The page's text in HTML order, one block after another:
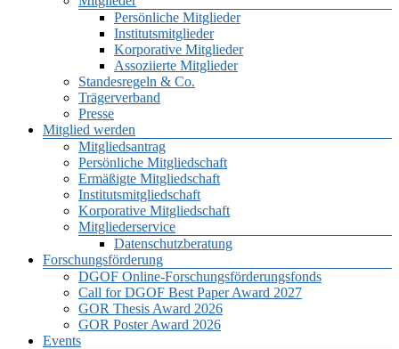
Persönliche Mitglieder
Institutsmitglieder
Korporative Mitglieder
Assoziierte Mitglieder
Standesregeln & Co.
Trägerverband
Presse
Mitglied werden
Mitgliedsantrag
Persönliche Mitgliedschaft
Ermäßigte Mitgliedschaft
Institutsmitgliedschaft
Korporative Mitgliedschaft
Mitgliederservice
Datenschutzberatung
Forschungsförderung
DGOF Online-Forschungsförderungsfonds
Call for DGOF Best Paper Award 2027
GOR Thesis Award 2026
GOR Poster Award 2026
Events